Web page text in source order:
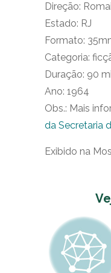
Direção:
Estado: RJ
Formato:
Categoria:
Duração: 90
Ano: 1964
Obs.: Mais
da Secretaria
Exibido na